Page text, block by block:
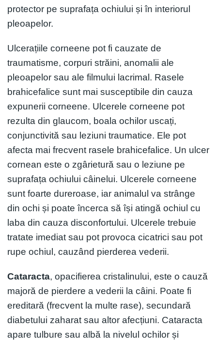
protector pe suprafața ochiului și în interiorul
pleoapelor.
Ulcerațiile corneene pot fi cauzate de
traumatisme, corpuri străini, anomalii ale
pleoapelor sau ale filmului lacrimal. Rasele
brahicefalice sunt mai susceptibile din cauza
expunerii corneene. Ulcerele corneene pot
rezulta din glaucom, boala ochilor uscați,
conjunctivită sau leziuni traumatice. Ele pot
afecta mai frecvent rasele brahicefalice. Un ulcer
cornean este o zgârietură sau o leziune pe
suprafața ochiului câinelui. Ulcerele corneene
sunt foarte dureroase, iar animalul va strânge
din ochi și poate încerca să își atingă ochiul cu
laba din cauza disconfortului. Ulcerele trebuie
tratate imediat sau pot provoca cicatrici sau pot
rupe ochiul, cauzând pierderea vederii.
Cataracta, opacifierea cristalinului, este o cauză
majoră de pierdere a vederii la câini. Poate fi
ereditară (frecvent la multe rase), secundară
diabetului zaharat sau altor afecțiuni. Cataracta
apare tulbure sau albă la nivelul ochilor și